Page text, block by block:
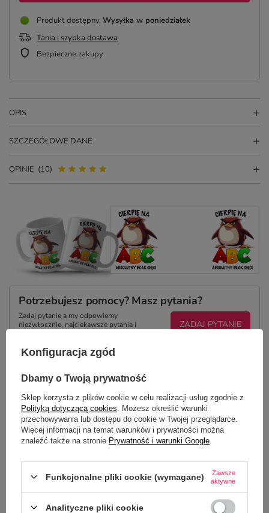
Produkt dostępny Wysyłka w poniedziałek
Tania i szybka dostawa
Bezpieczne zakupy
OPIS
SZCZEGÓŁOWE DANE
OPINIE (10)
Potrzebujesz pomocy? Masz pytania?
Zadaj pytanie a my odpowiemy
niezwłocznie, najciekawsze pytania i
ZADAJ PYTANIE
NAJCZĘŚCIEJ KUPOWANE Z
TYM TOWAREM
Kubek CLASSIC z
Konfiguracja zgód
Dbamy o Twoją prywatność
Sklep korzysta z plików cookie w celu realizacji usług zgodnie z
Polityką dotyczącą cookies . Możesz określić warunki
przechowywania lub dostępu do cookie w Twojej przeglądarce.
Więcej informacji na temat warunków i prywatności można
znaleźć także na stronie Prywatność i warunki Google
Funkcjonalne pliki cookie (wymagane)
Zawsze
aktywne
Analityczne pliki cookie